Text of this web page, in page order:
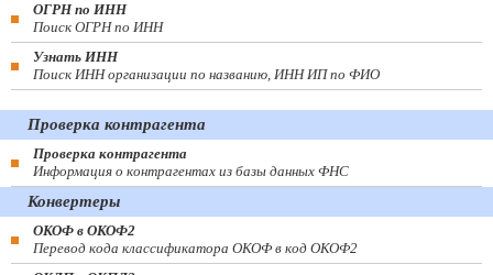
ОГРН по ИНН
Поиск ОГРН по ИНН
Узнать ИНН
Поиск ИНН организации по названию, ИНН ИП по ФИО
Проверка контрагента
Проверка контрагента
Информация о контрагентах из базы данных ФНС
Конвертеры
ОКОФ в ОКОФ2
Перевод кода классификатора ОКОФ в код ОКОФ2